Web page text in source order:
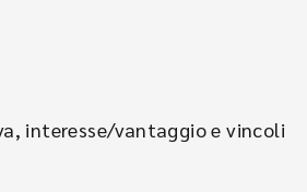
interesse/vantaggio e vincoli